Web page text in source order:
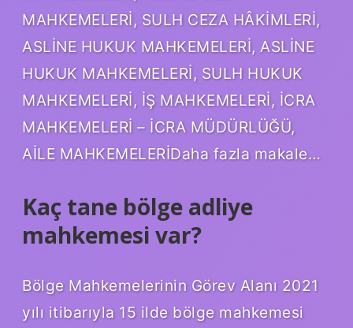
MAHKEMELERİ, SULH CEZA HÂKİMLERİ,
ASLİNE HUKUK MAHKEMELERİ, ASLİNE
HUKUK MAHKEMELERİ, SULH HUKUK
MAHKEMELERİ, İŞ MAHKEMELERİ, İCRA
MAHKEMELERİ – İCRA MÜDÜRLÜĞÜ,
AİLE MAHKEMELERİDaha fazla makale…
Kaç tane bölge adliye
mahkemesi var?
Bölge Mahkemelerinin Görev Alanı 2021
yılı itibarıyla 15 ilde bölge mahkemesi